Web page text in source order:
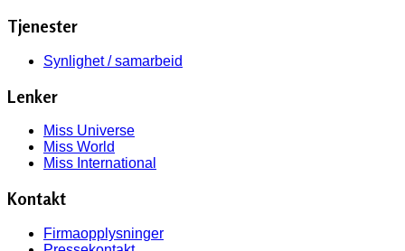
Tjenester
Synlighet / samarbeid
Lenker
Miss Universe
Miss World
Miss International
Kontakt
Firmaopplysninger